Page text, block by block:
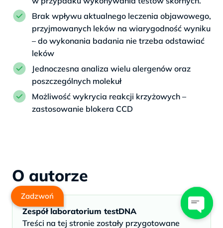
Brak wpływu aktualnego leczenia objawowego,
przyjmowanych leków na wiarygodność wyniku
– do wykonania badania nie trzeba odstawiać
leków
Jednoczesna analiza wielu alergenów oraz
poszczególnych molekuł
Możliwość wykrycia reakcji krzyżowych –
zastosowanie blokera CCD
O autorze
Zespół laboratorium testDNA
Treści na tej stronie zostały przygotowane
Zadzwoń